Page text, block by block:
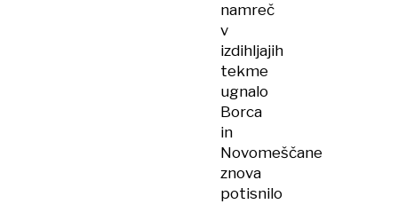
namreč
v
izdihljajih
tekme
ugnalo
Borca
in
Novomeščane
znova
potisnilo